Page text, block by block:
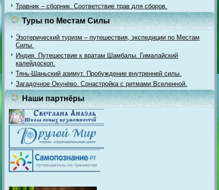
Травник – сборник. Соответствие трав для сборов.
Туры по Местам Силы
Эзотерический туризм – путешествия, экспедиции по Местам
Силы.
Индия. Путешествие к вратам Шамбалы. Гималайский
калейдоскоп.
Тянь-Шаньский азимут. Пробуждение внутренней силы.
Загадочное Окунёво. Сонастройка с ритмами Вселенной.
Наши партнёры